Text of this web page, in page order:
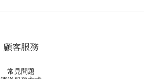
顧客服務
常見問題